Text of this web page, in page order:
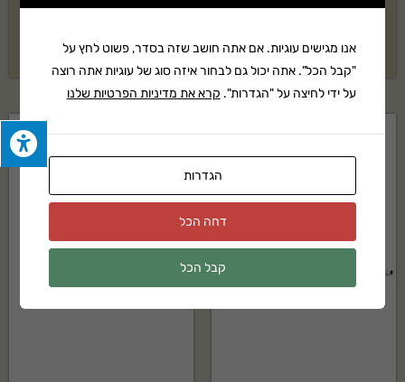
הידרוסטטית
₪33,687
אנו מגישים עוגיות. אם אתה חושב שזה בסדר, פשוט לחץ על
"קבל הכל". אתה יכול גם לבחור איזה סוג של עוגיות אתה רוצה
על ידי לחיצה על "הגדרות". קרא את מדיניות הפרטיות שלנו
הגדרות
דחה הכל
קבל הכל